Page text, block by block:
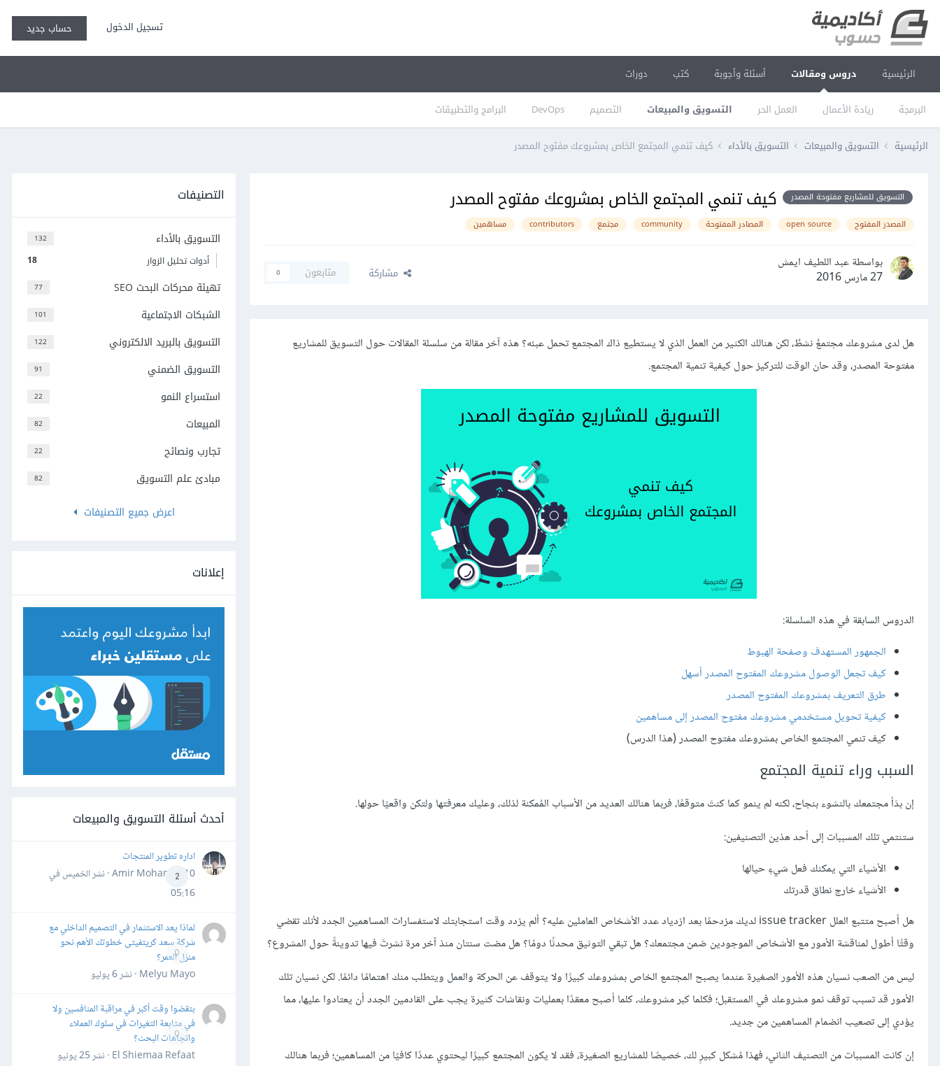
تسجيل الدخول حساب جديد
الرئيسية دروس ومقالات
البرمجة ريادة الأعمال العمل الحر التسويق والمبيعات التصميم DevOps البرامج والتطبيقات
أسئلة وأجوبة كتب دورات
الرئيسية التسويق والمبيعات التسويق بالأداء كيف تنمي المجتمع الخاص بمشروعك مفتوح المصدر
التسويق للمشاريع مفتوحة المصدر كيف تنمي المجتمع الخاص بمشروعك مفتوح المصدر
المصدر المفتوح open source المصادر المفتوحة community مجتمع contributors مساهمين
بواسطة عبد اللطيف ايمش
27 مارس 2016
مشاركة متابعون 0
هل لدى مشروعك مجتمعٌ نشطٌ، لكن هنالك الكثير من العمل الذي لا يستطيع ذاك المجتمع تحمل عبئه؟ هذه آخر مقالة من سلسلة المقالات حول التسويق للمشاريع
مفتوحة المصدر، وقد حان الوقت للتركيز حول كيفية تنمية المجتمع.
الدروس السابقة في هذه السلسلة:
الجمهور المستهدف وصفحة الهبوط
كيف تجعل الوصول مشروعك المفتوح المصدر أسهل
طرق التعريف بمشروعك المفتوح المصدر
كيفية تحويل مستخدمي مشروعك مفتوح المصدر إلى مساهمين
كيف تنمي المجتمع الخاص بمشروعك مفتوح المصدر (هذا الدرس)
السبب وراء تنمية المجتمع
إن بدَأ مجتمعك بالنشوء بنجاح، لكنه لم ينمو كما كنتَ متوقعًا، فربما هنالك العديد من الأسباب المُمكنة لذلك، وعليك معرفتها ولتكن واقعيًا حولها.
ستنتمي تلك المسببات إلى أحد هذين التصنيفين:
الأشياء التي يمكنك فعل شيءٍ حيالها
الأشياء خارج نطاق قدرتك
هل أصبح متتبع العلل issue tracker لديك مزدحمًا بعد ازدياد عدد الأشخاص العاملين عليه؟ ألم يزدد وقت استجابتك لاستفسارات المساهمين الجدد لأنك تقضي
وقتًا أطول لمناقشة الأمور مع الأشخاص الموجودين ضمن مجتمعك؟ هل تبقي التوثيق محدثًا دومًا؟ هل مضت سنتان منذ آخر مرة نشرتَ فيها تدوينةً حول المشروع؟
ليس من الصعب نسيان هذه الأمور الصغيرة عندما يصبح المجتمع الخاص بمشروعك كبيرًا ولا يتوقف عن الحركة والعمل ويتطلب منك اهتمامًا دائمًا. لكن نسيان تلك
الأمور قد تسبب توقف نمو مشروعك في المستقبل؛ فكلما كبر مشروعك، كلما أصبح معقدًا بعمليات ونقاشات كثيرة يجب على القادمين الجدد أن يعتادوا عليها، مما
يؤدي إلى تصعيب انضمام المساهمين من جديد.
إن كانت المسببات من التصنيف الثاني، فهذا مُشكل كبيرٍ لك، خصيصًا للمشاريع الصغيرة، فقد لا يكون المجتمع كبيرًا ليحتوي عددًا كافيًا من المساهمين؛ فربما هنالك
التصنيفات
132 التسويق بالأداء
18 أدوات تحليل الزوار
77 تهيئة محركات البحث SEO
101 الشبكات الاجتماعية
122 التسويق بالبريد الالكتروني
91 التسويق الضمني
22 استسراع النمو
82 المبيعات
22 تجارب ونصائح
82
مبادئ علم التسويق
اعرض جميع التصنيفات
إعلانات
أحدث أسئلة التسويق والمبيعات
2
اداره تطوير المنتجات
Amir Mohamed10 · نشر
الخميس في
05:16
0
لماذا يعد الاستثمار في التصميم الداخلي مع
شركة سعد كريتفيتى خطوتك الأهم نحو
منزل العمر؟
Melyu Mayo · نشر
6 يوليو
0
بتقضوا وقت أكبر في مراقبة المنافسين ولا
في متابعة التغيرات في سلوك العملاء
واتجاهات البحث؟
El Shiemaa Refaat · نشر
25 يونيو